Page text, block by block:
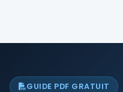
GUIDE PDF GRATUIT